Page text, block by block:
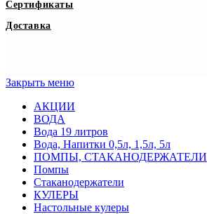
Сертификаты
Доставка
Закрыть меню
АКЦИИ
ВОДА
Вода 19 литров
Вода, Напитки 0,5л, 1,5л, 5л
ПОМПЫ, СТАКАНОДЕРЖАТЕЛИ
Помпы
Стаканодержатели
КУЛЕРЫ
Настольные кулеры